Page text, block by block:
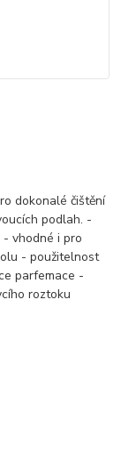
dokonalé čištění
podlah. -
vhodné i pro
- použitelnost
parfemace -
roztoku